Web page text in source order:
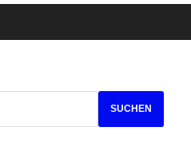
SUCHEN